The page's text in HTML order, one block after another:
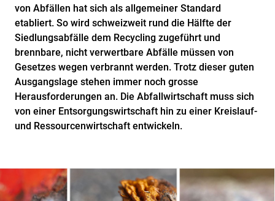
von Abfällen hat sich als allgemeiner Standard
etabliert. So wird schweizweit rund die Hälfte der
Siedlungsabfälle dem Recycling zugeführt und
brennbare, nicht verwertbare Abfälle müssen von
Gesetzes wegen verbrannt werden. Trotz dieser guten
Ausgangslage stehen immer noch grosse
Herausforderungen an. Die Abfallwirtschaft muss sich
von einer Entsorgungswirtschaft hin zu einer Kreislauf-
und Ressourcenwirtschaft entwickeln.